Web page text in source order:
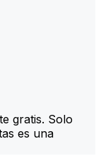
gratis. Solo
es una